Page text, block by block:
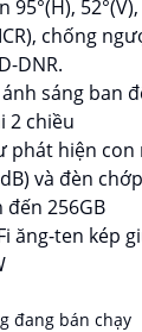
52°(V),
chống
DNR.
sáng ban
2 chiều
hiện
và đèn chớp
256GB
ăng-ten kép
đang bán chạy